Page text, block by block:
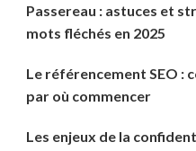
Passereau : astuces et
mots fléchés en 2025
Le référencement SEO :
par où commencer
Les enjeux de la